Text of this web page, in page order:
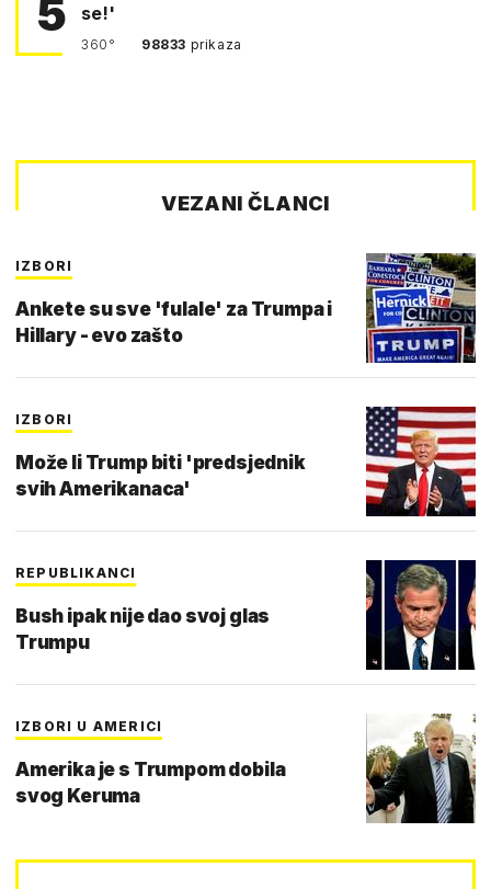
5 se!'
360° 98833 prikaza
VEZANI ČLANCI
IZBORI
Ankete su sve 'fulale' za Trumpa i
Hillary - evo zašto
IZBORI
Može li Trump biti 'predsjednik
svih Amerikanaca'
REPUBLIKANCI
Bush ipak nije dao svoj glas
Trumpu
IZBORI U AMERICI
Amerika je s Trumpom dobila
svog Keruma